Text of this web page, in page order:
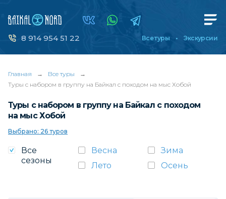
8 914 954 51 22 Все туры Экскурсии
Главная → Все туры
→
Туры с набором в группу на Байкал с походом на мыс Хобой
Туры с набором в группу на Байкал с походом
на мыс Хобой
Выбрано: 26 туров
Все
сезоны
Весна
Зима
Лето
Осень